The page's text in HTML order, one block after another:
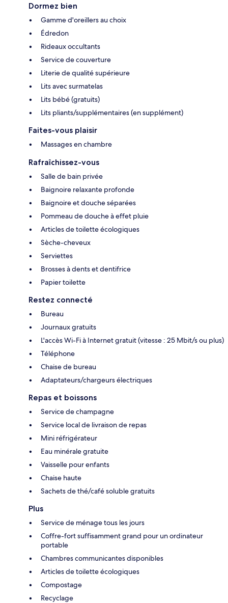
Dormez bien
Gamme d'oreillers au choix
Édredon
Rideaux occultants
Service de couverture
Literie de qualité supérieure
Lits avec surmatelas
Lits bébé (gratuits)
Lits pliants/supplémentaires (en supplément)
Faites-vous plaisir
Massages en chambre
Rafraîchissez-vous
Salle de bain privée
Baignoire relaxante profonde
Baignoire et douche séparées
Pommeau de douche à effet pluie
Articles de toilette écologiques
Sèche-cheveux
Serviettes
Brosses à dents et dentifrice
Papier toilette
Restez connecté
Bureau
Journaux gratuits
L'accès Wi-Fi à Internet gratuit (vitesse : 25 Mbit/s ou plus)
Téléphone
Chaise de bureau
Adaptateurs/chargeurs électriques
Repas et boissons
Service de champagne
Service local de livraison de repas
Mini réfrigérateur
Eau minérale gratuite
Vaisselle pour enfants
Chaise haute
Sachets de thé/café soluble gratuits
Plus
Service de ménage tous les jours
Coffre-fort suffisamment grand pour un ordinateur
portable
Chambres communicantes disponibles
Articles de toilette écologiques
Compostage
Recyclage